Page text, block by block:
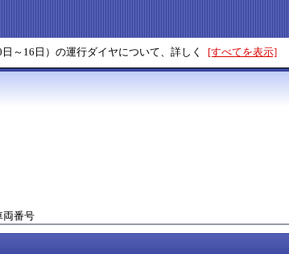
～16日）の運行ダイヤについて、詳しく [すべてを表示]
両番号